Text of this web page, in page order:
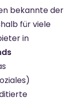
bekannte der
für viele
in